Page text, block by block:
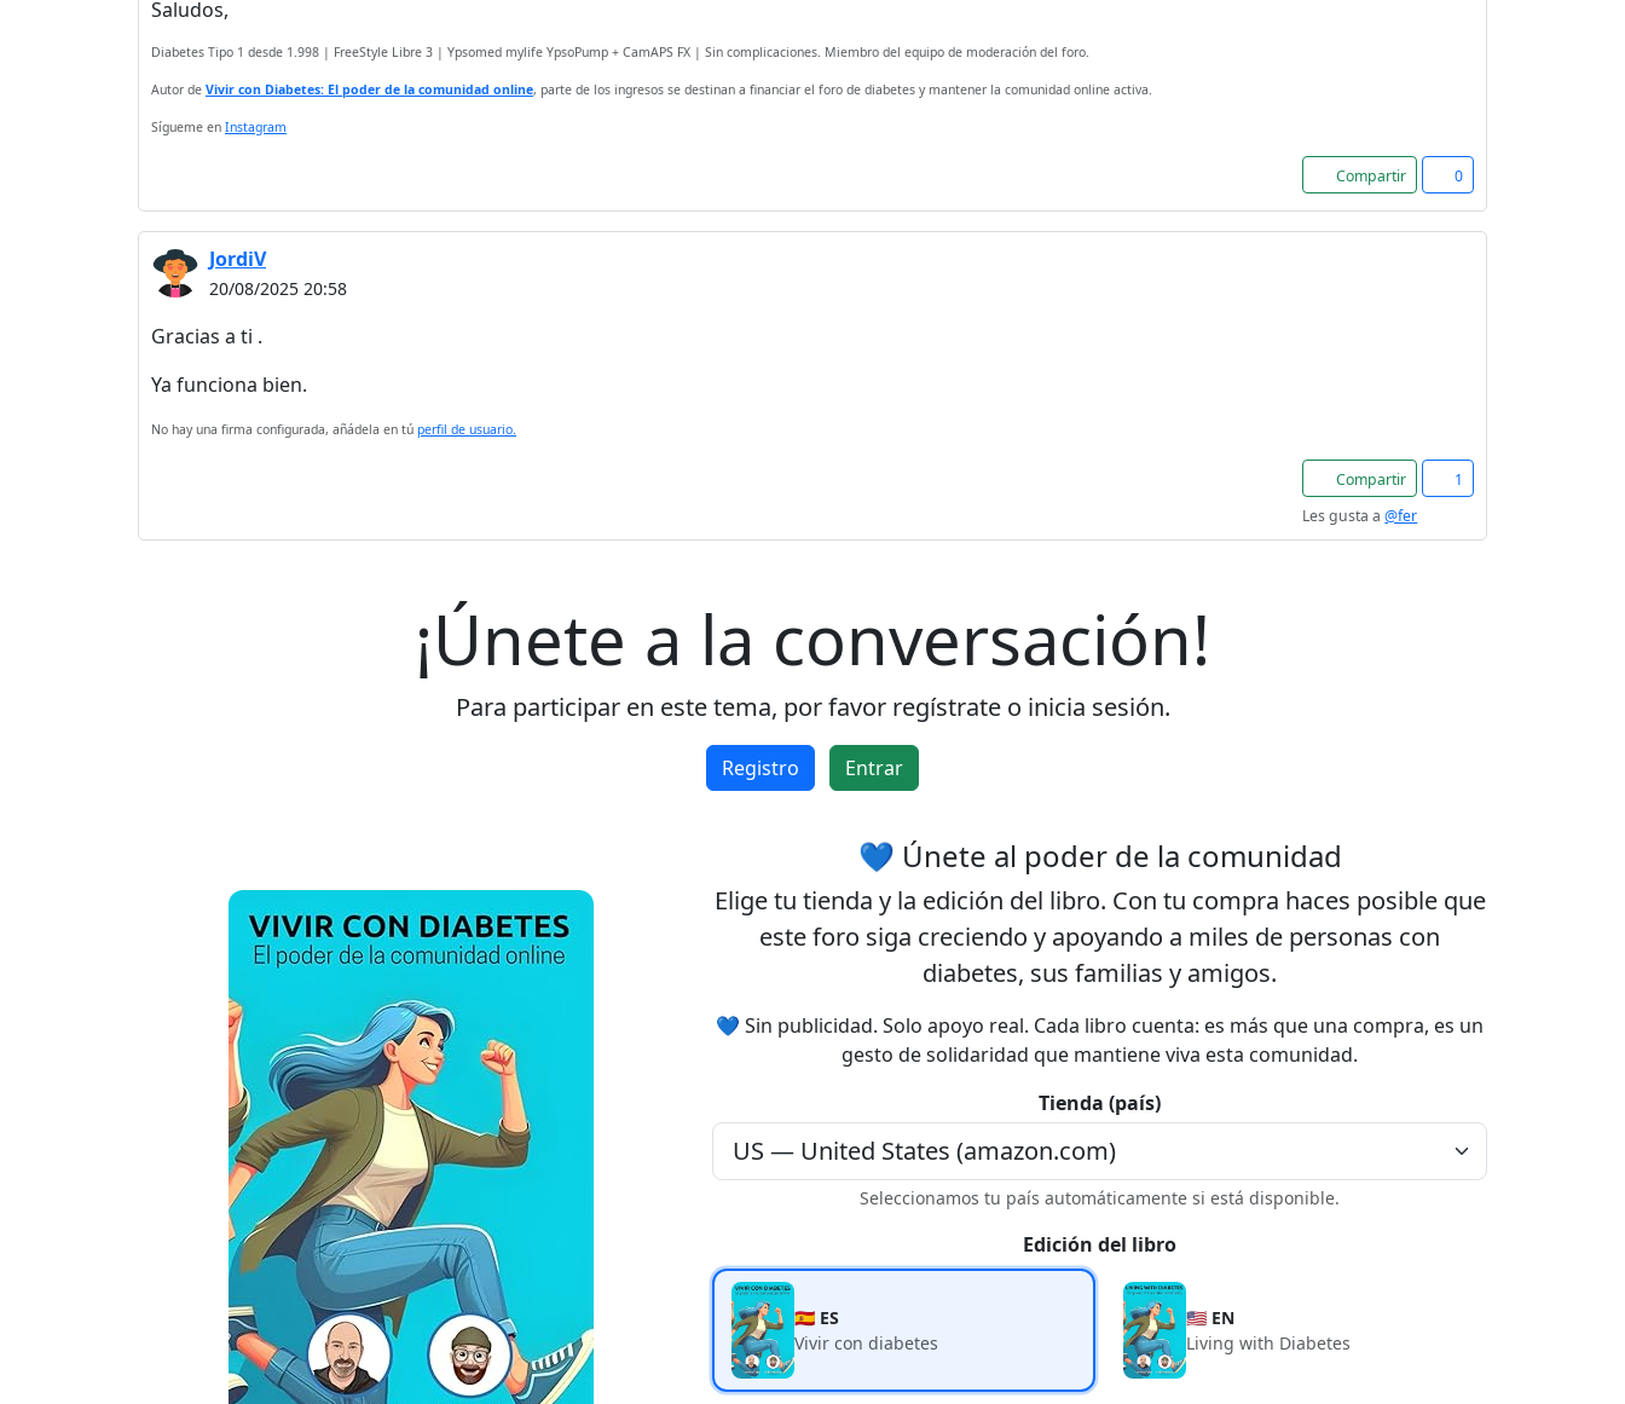
Saludos,
Diabetes Tipo 1 desde 1.998 | FreeStyle Libre 3 | Ypsomed mylife YpsoPump + CamAPS FX | Sin complicaciones. Miembro del equipo de moderación del foro.
Autor de Vivir con Diabetes: El poder de la comunidad online, parte de los ingresos se destinan a financiar el foro de diabetes y mantener la comunidad online activa.
Sígueme en Instagram
Compartir 0
JordiV
20/08/2025 20:58
Gracias a ti .
Ya funciona bien.
No hay una firma configurada, añádela en tú perfil de usuario.
Compartir
1
Les gusta a@fer
¡Únete a la conversación!
Para participar en este tema, por favor regístrate o inicia sesión.
Registro Entrar
💙 Únete al poder de la comunidad
Elige tu tienda y la edición del libro. Con tu compra haces posible que
este foro siga creciendo y apoyando a miles de personas con
diabetes, sus familias y amigos.
💙 Sin publicidad. Solo apoyo real. Cada libro cuenta: es más que una compra, es un
gesto de solidaridad que mantiene viva esta comunidad.
Tienda (país)
Seleccionamos tu país automáticamente si está disponible.
Edición del libro
🇪🇸 ES
Vivir con diabetes
🇺🇸 EN
Living with Diabetes
mejor experiencia en nuestro
El registro es completamente